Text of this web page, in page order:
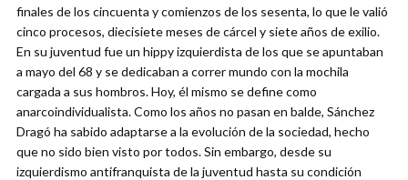
finales de los cincuenta y comienzos de los sesenta, lo que le valió
cinco procesos, diecisiete meses de cárcel y siete años de exilio.
En su juventud fue un hippy izquierdista de los que se apuntaban
a mayo del 68 y se dedicaban a correr mundo con la mochila
cargada a sus hombros. Hoy, él mismo se define como
anarcoindividualista. Como los años no pasan en balde, Sánchez
Dragó ha sabido adaptarse a la evolución de la sociedad, hecho
que no sido bien visto por todos. Sin embargo, desde su
izquierdismo antifranquista de la juventud hasta su condición